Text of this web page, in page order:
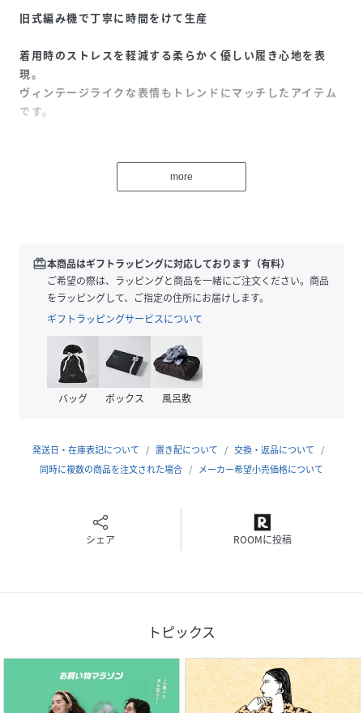
旧式編み機で丁寧に時間をけて生産
着用時のストレスを軽減する柔らかく優しい履き心地を表
現。
ヴィンテージライクな表情もトレンドにマッチしたアイテム
です。
2014年に誕生したソックスブランドZENITH。
サーフ、スケート、ミュージックから
素材 コットン, ポリエステル, PU
サイズ F
NB2141_EXP
(EXP-44426-020-99 NB2141
more
redeem本商品はギフトラッピングに対応しております（有料）
ご希望の際は、ラッピングと商品を一緒にご注文ください。商品
をラッピングして、ご指定の住所にお届けします。
ギフトラッピングサービスについて
バッグ ボックス 風呂敷
発送日・在庫表記について 置き配について
交換・返品について
同時に複数の商品を注文された場合
メーカー希望小売価格について
シェア ROOMに投稿
トピックス